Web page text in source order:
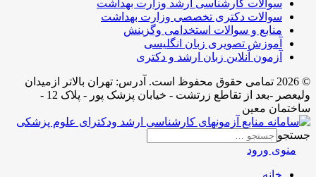
سوالات کارشناسی ارشد وزارت بهداشت
سوالات دکتری تخصصی وزارت بهداشت
منابع و سوالات استخدامی وگزینش
آموزش تصویری زبان انگلیسی
آزمون آنلاین زبان ارشد و دکتری
© 2026 تمامی حقوق محفوظ است. آدرس:‌ تهران بالاتر ازمیدان
ولیعصر -بعد از تقاطع زرتشت - خیابان پزشک پور - پلاک 12 -
ساختمان معین
جستجو
منوی ورود
خانه